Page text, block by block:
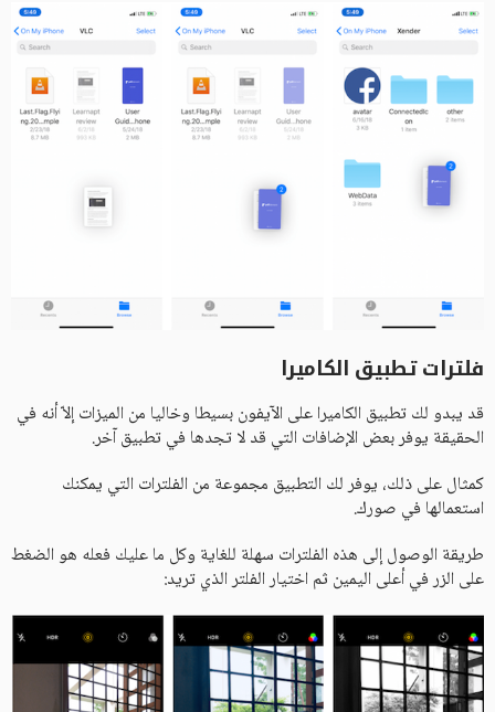
فلترات تطبيق الكاميرا
قد يبدو لك تطبيق الكاميرا على الآيفون بسيطا وخاليا من الميزات إلاّ أنه في
الحقيقة يوفر بعض الإضافات التي قد لا تجدها في تطبيق آخر.
كمثال على ذلك، يوفر لك التطبيق مجموعة من الفلترات التي يمكنك
استعمالها في صورك.
طريقة الوصول إلى هذه الفلترات سهلة للغاية وكل ما عليك فعله هو الضغط
على الزر في أعلى اليمين ثم اختيار الفلتر الذي تريد: